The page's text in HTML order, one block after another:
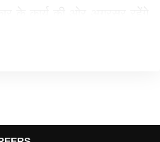
मुलाकात हो, तो आपको उसमें